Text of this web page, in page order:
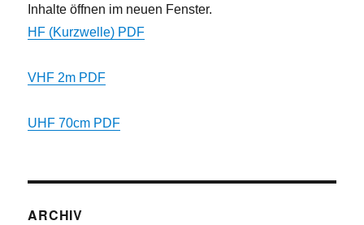
Inhalte öffnen im neuen Fenster.
HF (Kurzwelle) PDF
VHF 2m PDF
UHF 70cm PDF
ARCHIV